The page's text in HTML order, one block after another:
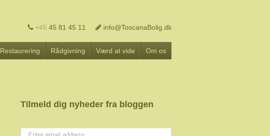
+45 45 81 45 11 info@ToscanaBolig.dk
Restaurering Rådgivning Værd at vide Om os
Tilmeld dig nyheder fra bloggen